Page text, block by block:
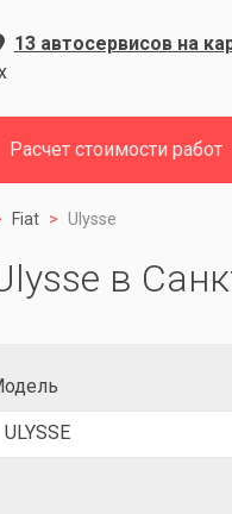
13 автосервисов на
Расчет стоимости работ
Fiat Ulysse
в
ULYSSE